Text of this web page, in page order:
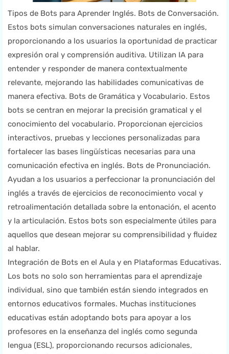
Tipos de Bots para Aprender Inglés. Bots de Conversación.
Estos bots simulan conversaciones naturales en inglés,
proporcionando a los usuarios la oportunidad de practicar
expresión oral y comprensión auditiva. Utilizan IA para
entender y responder de manera contextualmente
relevante, mejorando las habilidades comunicativas de
manera efectiva. Bots de Gramática y Vocabulario. Estos
bots se centran en mejorar la precisión gramatical y el
conocimiento del vocabulario. Proporcionan ejercicios
interactivos, pruebas y lecciones personalizadas para
fortalecer las bases lingüísticas necesarias para una
comunicación efectiva en inglés. Bots de Pronunciación.
Ayudan a los usuarios a perfeccionar la pronunciación del
inglés a través de ejercicios de reconocimiento vocal y
retroalimentación detallada sobre la entonación, el acento
y la articulación. Estos bots son especialmente útiles para
aquellos que desean mejorar su comprensibilidad y fluidez
al hablar.
Integración de Bots en el Aula y en Plataformas Educativas.
Los bots no solo son herramientas para el aprendizaje
individual, sino que también están siendo integrados en
entornos educativos formales. Muchas instituciones
educativas están adoptando bots para apoyar a los
profesores en la enseñanza del inglés como segunda
lengua (ESL), proporcionando recursos adicionales,